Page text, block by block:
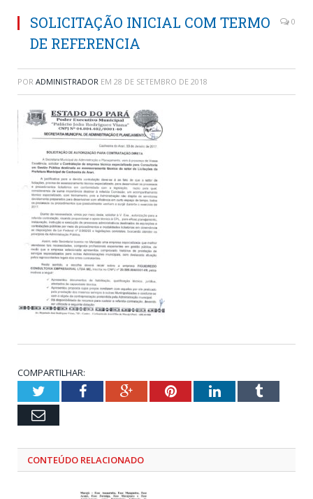
SOLICITAÇÃO INICIAL COM TERMO
DE REFERENCIA
0
POR ADMINISTRADOR EM 28 DE SETEMBRO DE 2018
COMPARTILHAR:
TwitterFacebookGoogle+PinterestLinkedInTumblr
Email
CONTEÚDO RELACIONADO